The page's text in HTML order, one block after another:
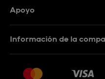
Apoyo
Información de la
Empleo